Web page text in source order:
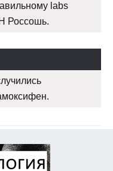
labs
Россошь.